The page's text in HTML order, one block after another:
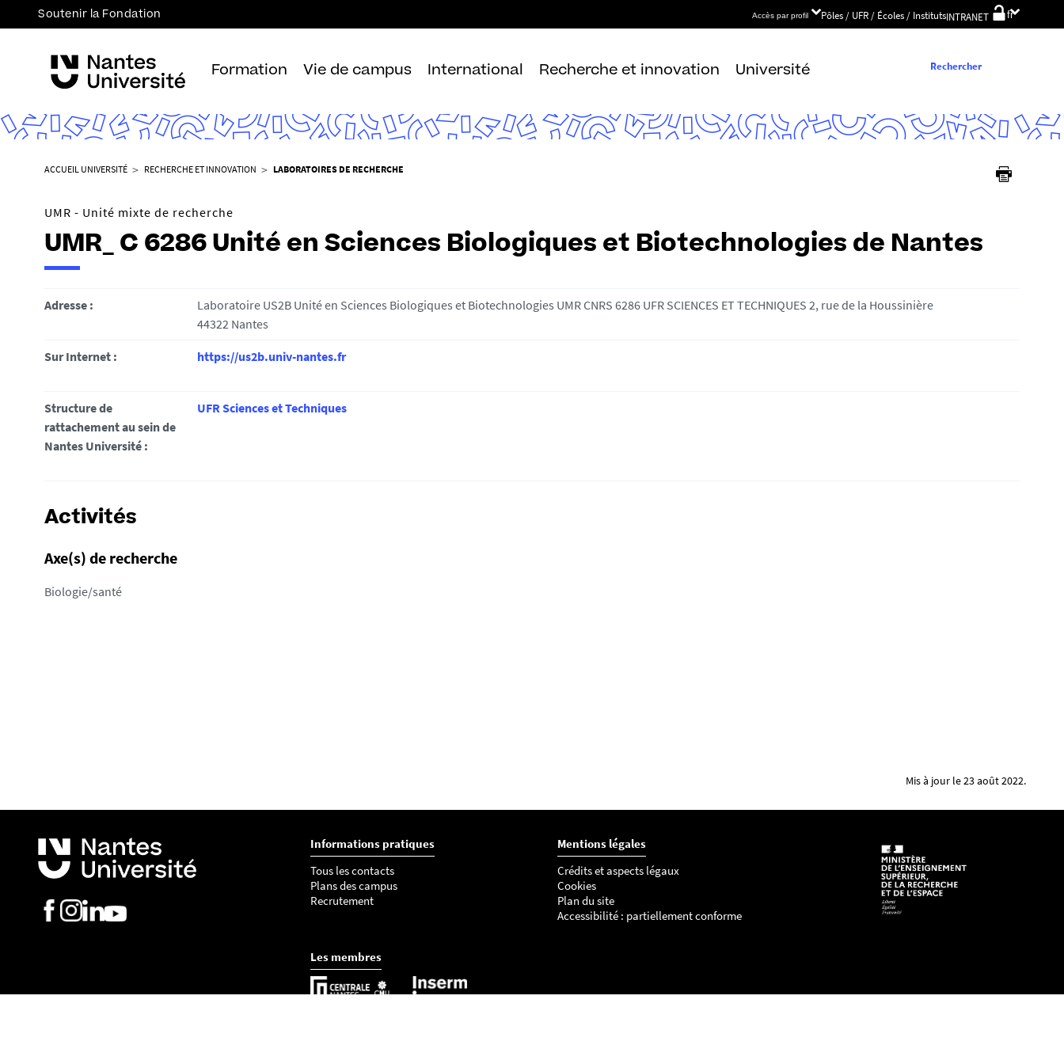
au
Soutenir la Fondation Accès par profil Pôles / UFR / Écoles / InstitutsINTRANET
Choix
fr
Formation Vie de campus International Recherche et innovation Université Rechercher
V
u
ê
t
s
i
ACCUEIL UNIVERSITÉ RECHERCHE ET INNOVATION LABORATOIRES DE RECHERCHE
UMR - Unité mixte de recherche
UMR_ C 6286 Unité en Sciences Biologiques et Biotechnologies de Nantes
Adresse :
Laboratoire US2B Unité en Sciences Biologiques et Biotechnologies UMR CNRS 6286 UFR SCIENCES ET TECHNIQUES 2, rue de la Houssinière
44322 Nantes
Sur Internet : https://us2b.univ-nantes.fr
Structure de
rattachement au sein de
Nantes Université :
UFR Sciences et Techniques
Activités
Axe(s) de recherche
Biologie/santé
Mis à jour le 23 août 2022.
Informations pratiques
Tous les contacts
Plans des campus
Recrutement
Mentions légales
Crédits et aspects légaux
Cookies
Plan du site
Accessibilité : partiellement conforme
Les membres